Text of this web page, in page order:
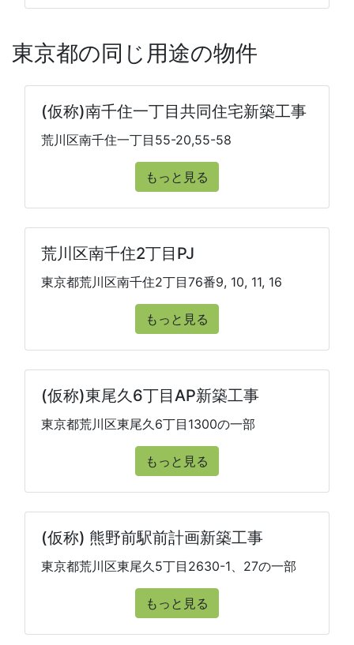
東京都の同じ用途の物件
(仮称)南千住一丁目共同住宅新築工事
荒川区南千住一丁目55-20,55-58
もっと見る
荒川区南千住2丁目PJ
東京都荒川区南千住2丁目76番9, 10, 11, 16
もっと見る
(仮称)東尾久6丁目AP新築工事
東京都荒川区東尾久6丁目1300の一部
もっと見る
(仮称) 熊野前駅前計画新築工事
東京都荒川区東尾久5丁目2630-1、27の一部
もっと見る